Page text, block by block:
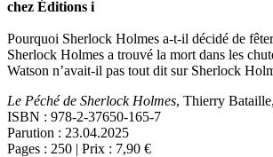
chez Éditions i
Pourquoi Sherlock Holmes a-t-il décidé de
Sherlock Holmes a trouvé la mort dans les
Watson n’avait-il pas tout dit sur Sherlock
Le Péché de Sherlock Holmes, Thierry
ISBN : 978-2-37650-165-7
Parution : 23.04.2025
Pages : 250 | Prix : 7,90 €